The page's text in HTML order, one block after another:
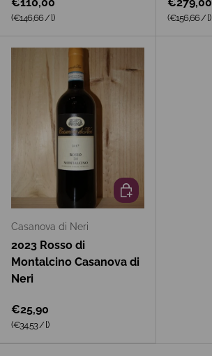
Grundpreis
(€146,66/l) Grundpreis
(€156,66/l)
Casanova di Neri
2023 Rosso di
Montalcino Casanova di
Neri
€25,90
Grundpreis
(€34,53 /l)
In den Warenkorb